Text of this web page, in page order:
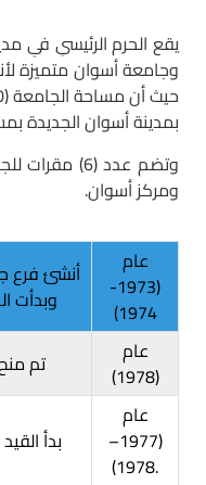
يقع الحرم الرئيسىِ فىِ
وجامعة أسوان متميزة
بمدينة أسوان الجديدة بمساحة
ومركز أسوان.
أنشئ فرع
وبدأت
عام
(1973-
1974)
تم
عام
(1978)
بدأ
عام
(1977–
1978).